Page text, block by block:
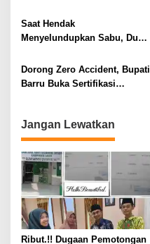
Saat Hendak
Menyelundupkan Sabu, Dua
Dorong Zero Accident, Bupati
Barru Buka Sertifikasi
Jangan Lewatkan
Ribut.!! Dugaan Pemotongan